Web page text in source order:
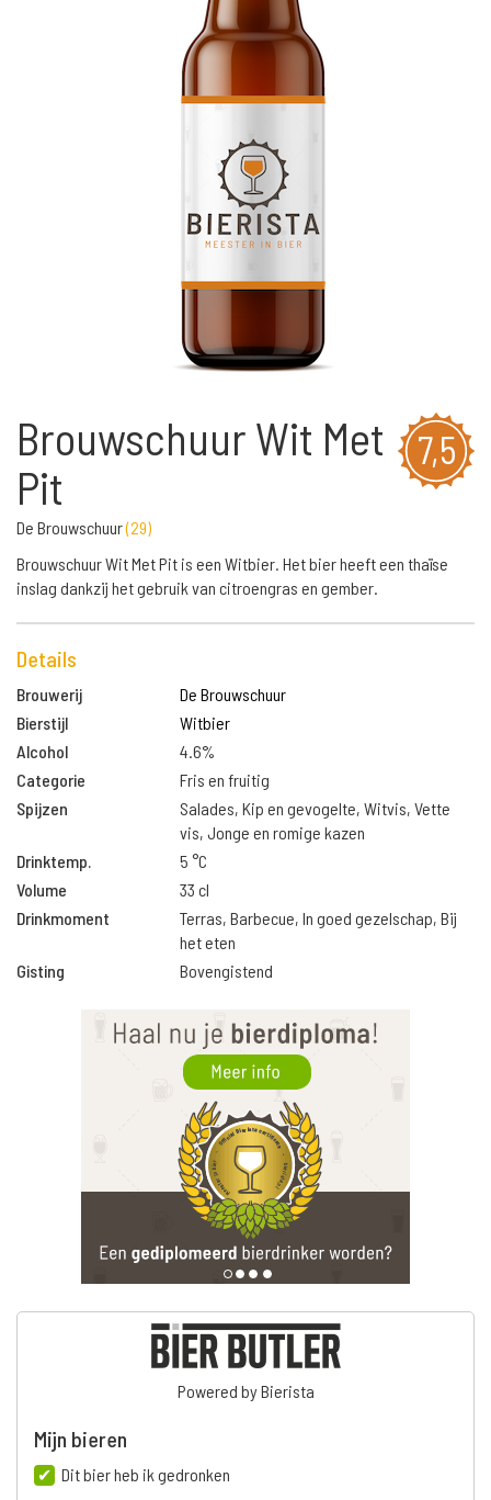
7,5
Brouwschuur Wit Met
Pit
De Brouwschuur(29)
Brouwschuur Wit Met Pit is een Witbier. Het bier heeft een thaïse
inslag dankzij het gebruik van citroengras en gember.
Details
Brouwerij
De Brouwschuur
Bierstijl
Witbier
Alcohol
4.6%
Categorie
Fris en fruitig
Spijzen
Salades, Kip en gevogelte, Witvis, Vette
vis, Jonge en romige kazen
Drinktemp.
5 °C
Volume
33 cl
Drinkmoment
Terras, Barbecue, In goed gezelschap, Bij
het eten
Gisting
Bovengistend
Powered by Bierista
Mijn bieren
Dit bier heb ik gedronken